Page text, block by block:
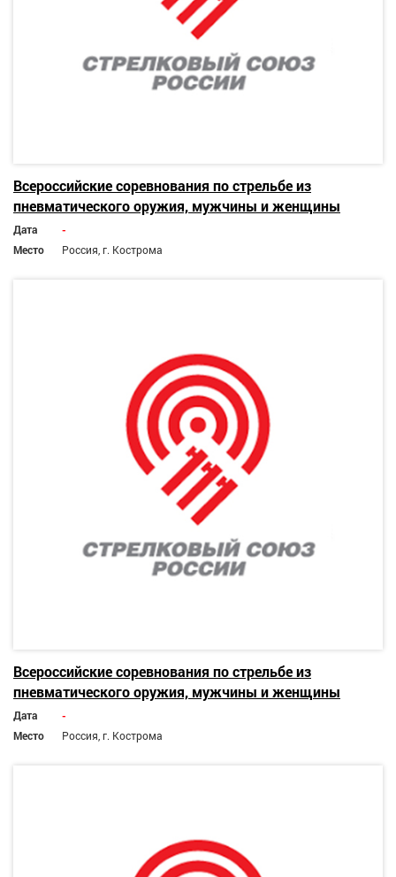
Всероссийские соревнования по стрельбе из
пневматического оружия, мужчины и женщины
Дата
-
Место
Россия, г. Кострома
Всероссийские соревнования по стрельбе из
пневматического оружия, мужчины и женщины
Дата
-
Место
Россия, г. Кострома